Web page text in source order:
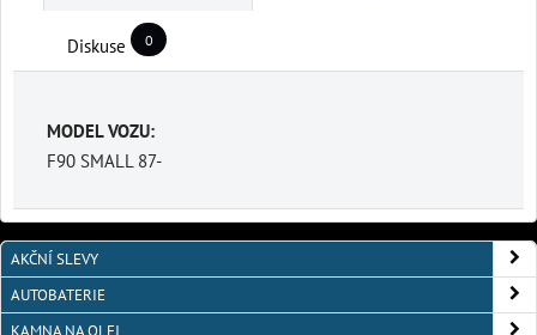
Diskuse 0
MODEL VOZU:
F90 SMALL 87-
AKČNÍ SLEVY
AUTOBATERIE
KAMNA NA OLEJ